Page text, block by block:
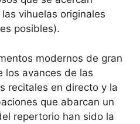
vihuelas originales
posibles).
modernos de gran
los avances de las
recitales en directo y la
que abarcan un
repertorio han sido la